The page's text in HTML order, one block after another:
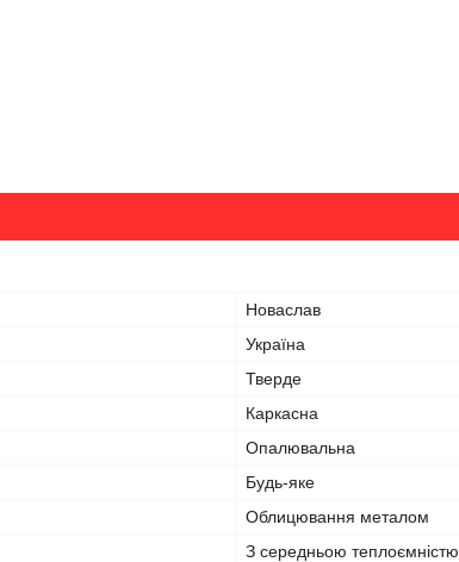
Новаслав
Україна
Тверде
Каркасна
Опалювальна
Будь-яке
Облицювання металом
З середньою теплоємністю